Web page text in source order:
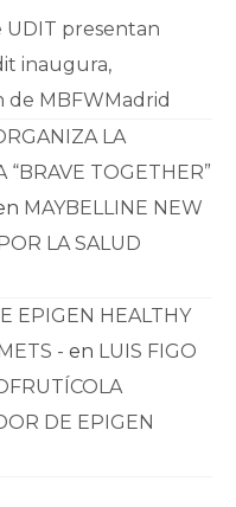
UDIT presentan
inaugura,
de MBFWMadrid
LA
TOGETHER”
MAYBELLINE NEW
LA SALUD
EPIGEN HEALTHY
- en LUIS FIGO
DE EPIGEN